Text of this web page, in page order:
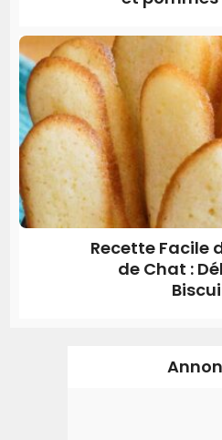
Recette Facile
de Chat :